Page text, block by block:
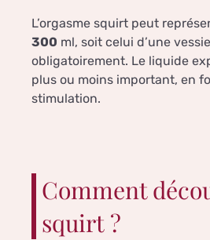
L’orgasme squirt peut
300 ml, soit celui d’une
obligatoirement. Le liquide
plus ou moins important, en
stimulation.
Comment
squirt ?